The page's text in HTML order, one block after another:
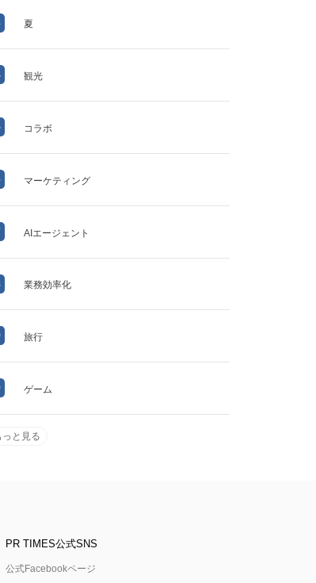
夏
観光
コラボ
マーケティング
AIエージェント
業務効率化
旅行
ゲーム
っと見る
PR TIMES公式SNS
公式Facebookページ